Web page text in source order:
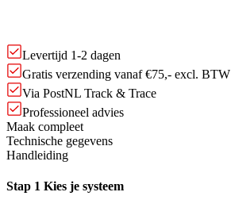
Levertijd 1-2 dagen
Gratis verzending vanaf €75,- excl. BTW
Via PostNL Track & Trace
Professioneel advies
Maak compleet
Technische gegevens
Handleiding
Stap 1 Kies je systeem